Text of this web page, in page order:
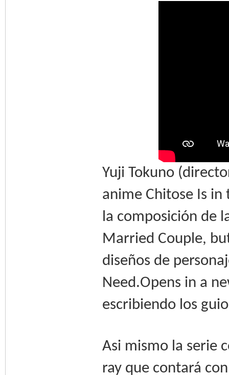
Yuji Tokuno
anime Chitose Is
la composición de
Married Couple,
diseños de
Need.Opens in a
escribiendo los
Asi mismo la serie
ray que contará